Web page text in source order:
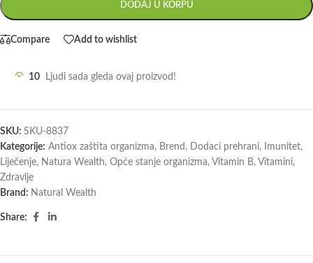
DODAJ U KORPU
Compare Add to wishlist
10 Ljudi sada gleda ovaj proizvod!
SKU: SKU-8837
Kategorije: Antiox zaštita organizma, Brend , Dodaci prehrani, Imunitet,
Liječenje, Natura Wealth, Opće stanje organizma, Vitamin B, Vitamini,
Zdravlje
Brand: Natural Wealth
Share: